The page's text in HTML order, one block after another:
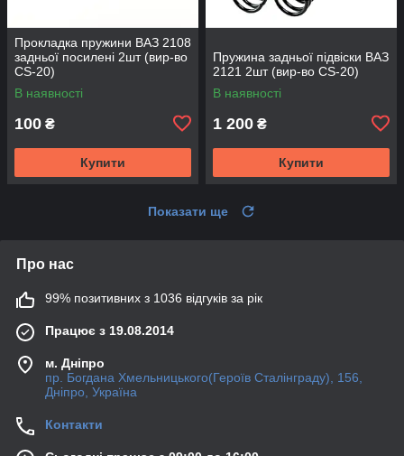
Прокладка пружини ВАЗ 2108
задньої посилені 2шт (вир-во
CS-20)
В наявності
100 ₴
Купити
Пружина задньої підвіски ВАЗ
2121 2шт (вир-во CS-20)
В наявності
1 200 ₴
Купити
Показати ще
Про нас
99% позитивних з 1036 відгуків за рік
Працює з 19.08.2014
м. Дніпро
пр. Богдана Хмельницького(Героїв Сталінграду), 156,
Дніпро, Україна
Контакти